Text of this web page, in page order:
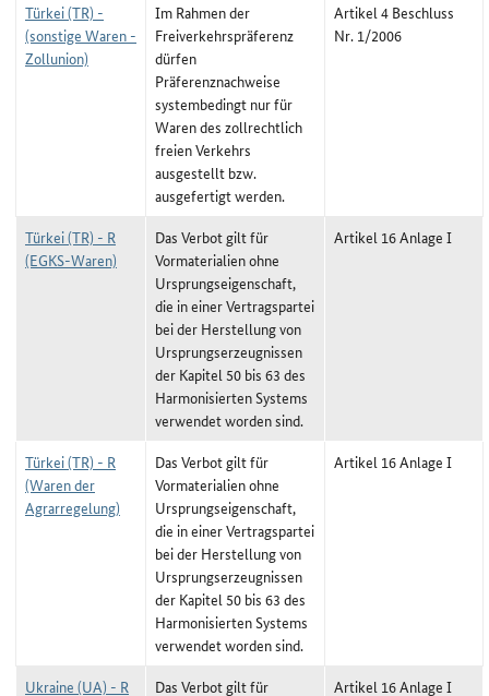
Türkei (TR) -
(sonstige Waren -
Zollunion)
Im Rahmen der
Freiverkehrspräferenz
dürfen
Präferenznachweise
systembedingt nur für
Waren des zollrechtlich
freien Verkehrs
ausgestellt bzw.
ausgefertigt werden.
Artikel 4 Beschluss
Nr. 1/2006
Türkei (TR) - R
(EGKS-Waren)
Das Verbot gilt für
Vormaterialien ohne
Ursprungseigenschaft,
die in einer Vertragspartei
bei der Herstellung von
Ursprungserzeugnissen
der Kapitel 50 bis 63 des
Harmonisierten Systems
verwendet worden sind.
Artikel 16 Anlage I
Türkei (TR) - R
(Waren der
Agrarregelung)
Das Verbot gilt für
Vormaterialien ohne
Ursprungseigenschaft,
die in einer Vertragspartei
bei der Herstellung von
Ursprungserzeugnissen
der Kapitel 50 bis 63 des
Harmonisierten Systems
verwendet worden sind.
Artikel 16 Anlage I
Ukraine (UA) - R
Das Verbot gilt für
Artikel 16 Anlage I